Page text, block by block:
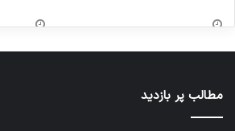
مطالب پر بازدید